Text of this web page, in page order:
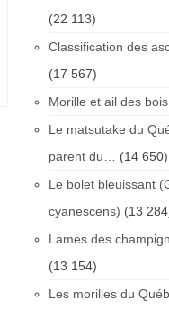
(22 113)
Classification des
(17 567)
Morille et ail des bois.
Le matsutake du
parent du…
(14 650)
Le bolet bleuissant
cyanescens) (13
Lames des
(13 154)
Les morilles du